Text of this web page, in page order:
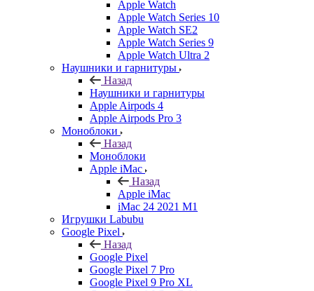
Apple Watch
Apple Watch Series 10
Apple Watch SE2
Apple Watch Series 9
Apple Watch Ultra 2
Наушники и гарнитуры
Назад
Наушники и гарнитуры
Apple Airpods 4
Apple Airpods Pro 3
Моноблоки
Назад
Моноблоки
Apple iMac
Назад
Apple iMac
iMac 24 2021 M1
Игрушки Labubu
Google Pixel
Назад
Google Pixel
Google Pixel 7 Pro
Google Pixel 9 Pro XL